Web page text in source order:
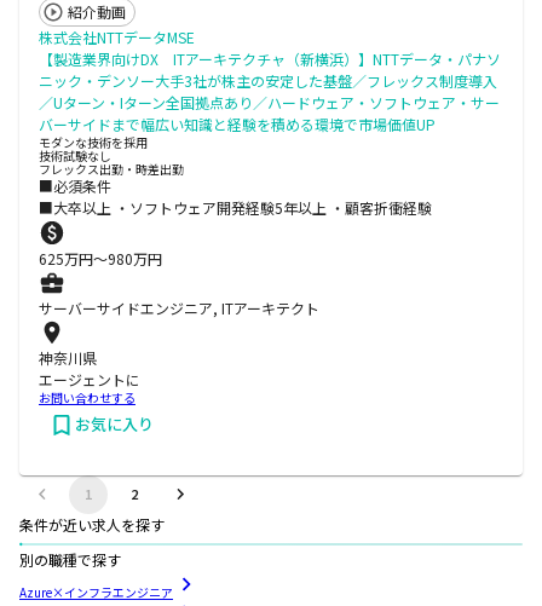
紹介動画
株式会社NTTデータMSE
【製造業界向けDX ITアーキテクチャ（新横浜）】NTTデータ・パナソ
ニック・デンソー大手3社が株主の安定した基盤／フレックス制度導入
／Uターン・Iターン全国拠点あり／ハードウェア・ソフトウェア・サー
バーサイドまで幅広い知識と経験を積める環境で市場価値UP
モダンな技術を採用
技術試験なし
フレックス出勤・時差出勤
■必須条件
■大卒以上 ・ソフトウェア開発経験5年以上 ・顧客折衝経験
625万円〜980万円
サーバーサイドエンジニア, ITアーキテクト
神奈川県
エージェントに
お問い合わせする
お気に入り
1 2
条件が近い求人を探す
別の職種で探す
Azure×インフラエンジニア